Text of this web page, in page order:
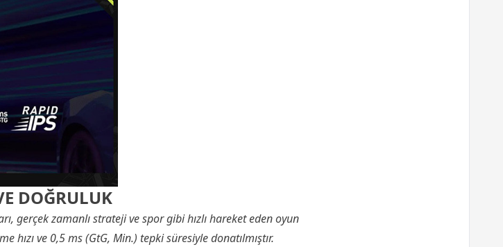
DOĞRULUK
gerçek zamanlı strateji ve spor gibi hızlı hareket eden oyun
hızı ve 0,5 ms (GtG, Min.) tepki süresiyle donatılmıştır.